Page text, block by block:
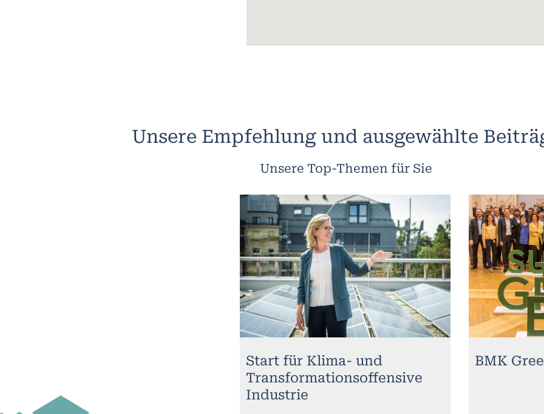
Unsere Empfehlung und ausgewählte
Unsere Top-Themen für Sie
Start für Klima- und
Transformationsoffensive
Industrie
BMK